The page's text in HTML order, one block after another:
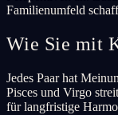
Familienumfeld
Wie Sie mit
Jedes Paar hat
Pisces und Virgo
für langfristige